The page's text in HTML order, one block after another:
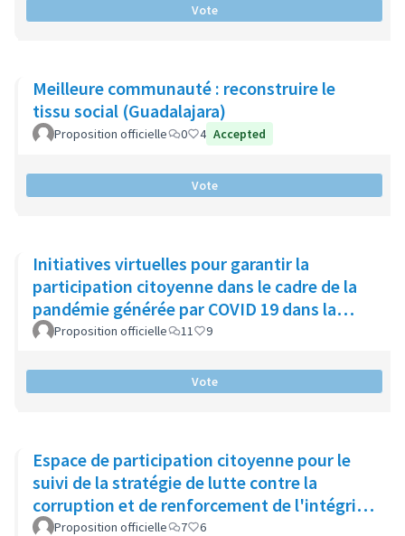
Vote
Meilleure communauté : reconstruire le
tissu social (Guadalajara)
Proposition officielle 0 4 Accepted
Vote
Initiatives virtuelles pour garantir la
participation citoyenne dans le cadre de la
pandémie générée par COVID 19 dans la
municipalité de Chía
Proposition officielle 11 9
Vote
Espace de participation citoyenne pour le
suivi de la stratégie de lutte contre la
corruption et de renforcement de l'intégrité
publique (Catalogne)
Proposition officielle 7 6